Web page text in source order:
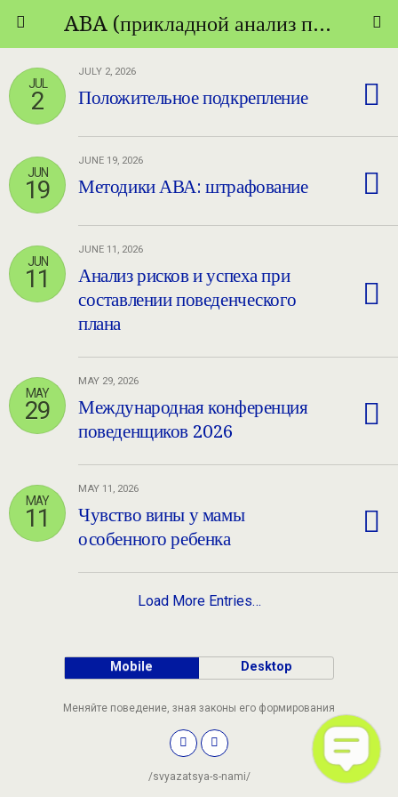
ABA (прикладной анализ поведения) - ТЕОРИЯ И ПРАКТИКА
JUL
2
JULY 2, 2026
Положительное подкрепление
JUN
19
JUNE 19, 2026
Методики АВА: штрафование
JUN
11
JUNE 11, 2026
Анализ рисков и успеха при
составлении поведенческого
плана
MAY
29
MAY 29, 2026
Международная конференция
поведенщиков 2026
MAY
11
MAY 11, 2026
Чувство вины у мамы
особенного ребенка
Load More Entries…
Mobile Desktop
Меняйте поведение, зная законы его формирования
/svyazatsya-s-nami/